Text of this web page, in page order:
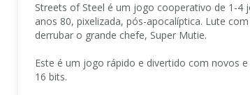
Streets of Steel é um jogo cooperativo de 1-4
anos 80, pixelizada, pós-apocalíptica. Lute
derrubar o grande chefe, Super Mutie.
Este é um jogo rápido e divertido com novos
16 bits.